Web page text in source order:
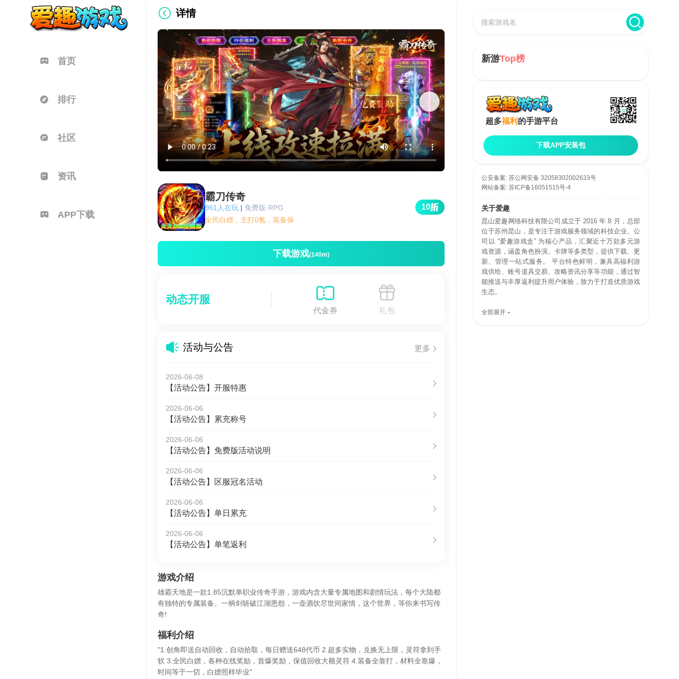
首页
排行
社区
资讯
APP下载
详情
霸刀传奇
961人在玩 | 免费版·RPG
全民白嫖，主打0氪，装备保
10
下载游戏(140m)
动态开服
代金券 礼包
活动与公告 更多
2026-06-08
【活动公告】开服特惠
2026-06-06
【活动公告】累充称号
2026-06-06
【活动公告】免费版活动说明
2026-06-06
【活动公告】区服冠名活动
2026-06-06
【活动公告】单日累充
2026-06-06
【活动公告】单笔返利
游戏介绍
雄霸天地是一款1.85沉默单职业传奇手游，游戏内含大量专属地图和剧情玩法，每个大陆都
有独特的专属装备。一柄剑斩破江湖恩怨，一壶酒饮尽世间家情，这个世界，等你来书写传
奇!
福利介绍
"1.创角即送自动回收，自动拾取，每日赠送648代币 2.超多实物，兑换无上限，灵符拿到手
软 3.全民白嫖，各种在线奖励，首爆奖励，保值回收大额灵符 4.装备全靠打，材料全靠爆，
时间等于一切，白嫖照样毕业"
新游Top榜
超多福利 的手游平台
下载APP安装包
公安备案: 苏公网安备 32058302002633号
网站备案: 苏ICP备16051515号-4
关于爱趣
昆山爱趣网络科技有限公司成立于 2016 年 8 月，总部
位于苏州昆山，是专注于游戏服务领域的科技企业。公
司以 “爱趣游戏盒” 为核心产品，汇聚近十万款多元游
戏资源，涵盖角色扮演、卡牌等多类型，提供下载、更
新、管理一站式服务。 平台特色鲜明，兼具高福利游
戏供给、账号道具交易、攻略资讯分享等功能，通过智
能推送与丰厚返利提升用户体验，致力于打造优质游戏
生态。
全部展开